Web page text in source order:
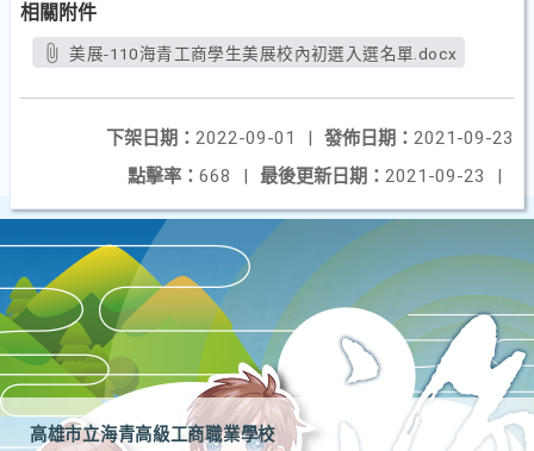
相關附件
美展-110海青工商學生美展校內初選入選名單.docx
發佈日期： 2021-09-23
下架日期： 2022-09-01
|
最後更新日期： 2021-09-23 |
點擊率： 668 |
高雄市立海青高級工商職業學校